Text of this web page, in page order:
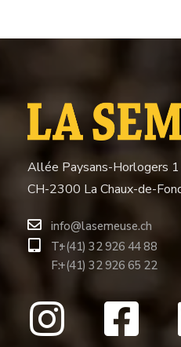
Allée Paysans-Horlogers 1
CH-2300 La Chaux-de-
info@lasemeuse.ch
T:
F:
+(41) 32 926 44 88
+(41) 32 926 65 22